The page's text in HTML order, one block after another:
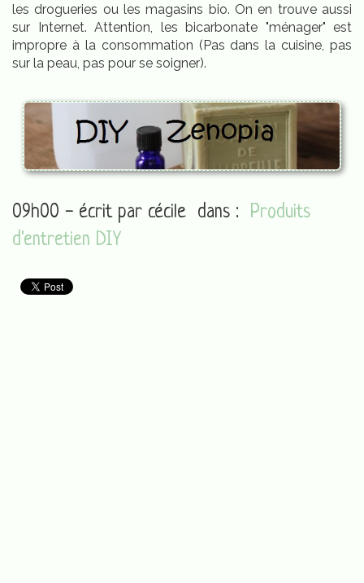
les drogueries ou les magasins bio. On en trouve aussi
sur Internet. Attention, les bicarbonate "ménager" est
impropre à la consommation (Pas dans la cuisine, pas
sur la peau, pas pour se soigner).
09h00 - écrit par cécile dans : Produits
d'entretien DIY